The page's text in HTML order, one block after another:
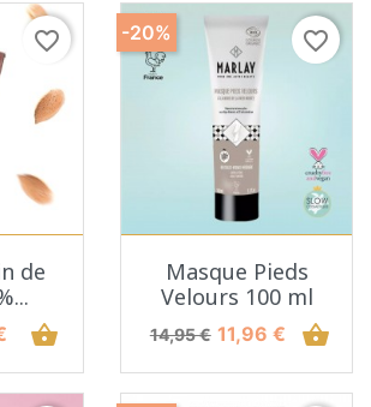
favorite_border
de
shopping_basket
favorite_border
Masque Pieds
Velours 100 ml
Prix de base
14,95 € Prix
11,96 € shopping_basket
-20%